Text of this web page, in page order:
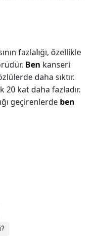
fazlalığı, özellikle
Ben kanseri
daha sıktır.
kat daha fazladır.
geçirenlerde ben